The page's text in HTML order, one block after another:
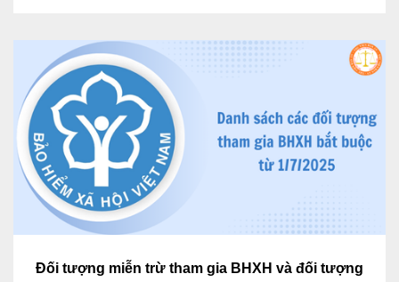
Đối tượng miễn trừ tham gia BHXH và đối tượng